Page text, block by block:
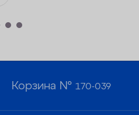
Корзина №170-039